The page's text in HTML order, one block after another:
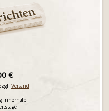
€
Versand
innerhalb